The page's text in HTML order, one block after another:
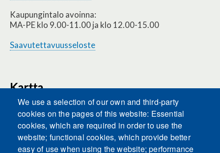
Kaupungintalo avoinna:
MA-PE klo 9.00-11.00 ja klo 12.00-15.00
Saavutettavuusseloste
Kartta
This content is blocked because Embeds
cookies have not been accepted.
We use a selection of our own and third-party
cookies on the pages of this website: Essential
cookies, which are required in order to use the
website; functional cookies, which provide better
easy of use when using the website; performance